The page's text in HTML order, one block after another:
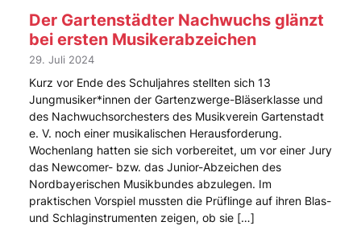
Der Gartenstädter Nachwuchs glänzt
bei ersten Musikerabzeichen
29. Juli 2024
Kurz vor Ende des Schuljahres stellten sich 13
Jungmusiker*innen der Gartenzwerge-Bläserklasse und
des Nachwuchsorchesters des Musikverein Gartenstadt
e. V. noch einer musikalischen Herausforderung.
Wochenlang hatten sie sich vorbereitet, um vor einer Jury
das Newcomer- bzw. das Junior-Abzeichen des
Nordbayerischen Musikbundes abzulegen. Im
praktischen Vorspiel mussten die Prüflinge auf ihren Blas-
und Schlaginstrumenten zeigen, ob sie […]